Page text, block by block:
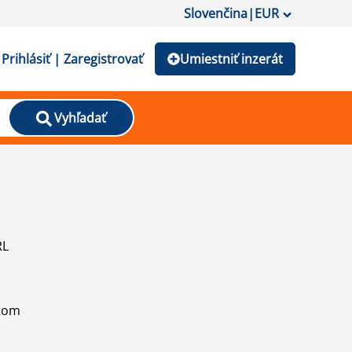
Slovenčina|EUR
Prihlásiť | Zaregistrovať Umiestniť inzerát
Vyhľadať